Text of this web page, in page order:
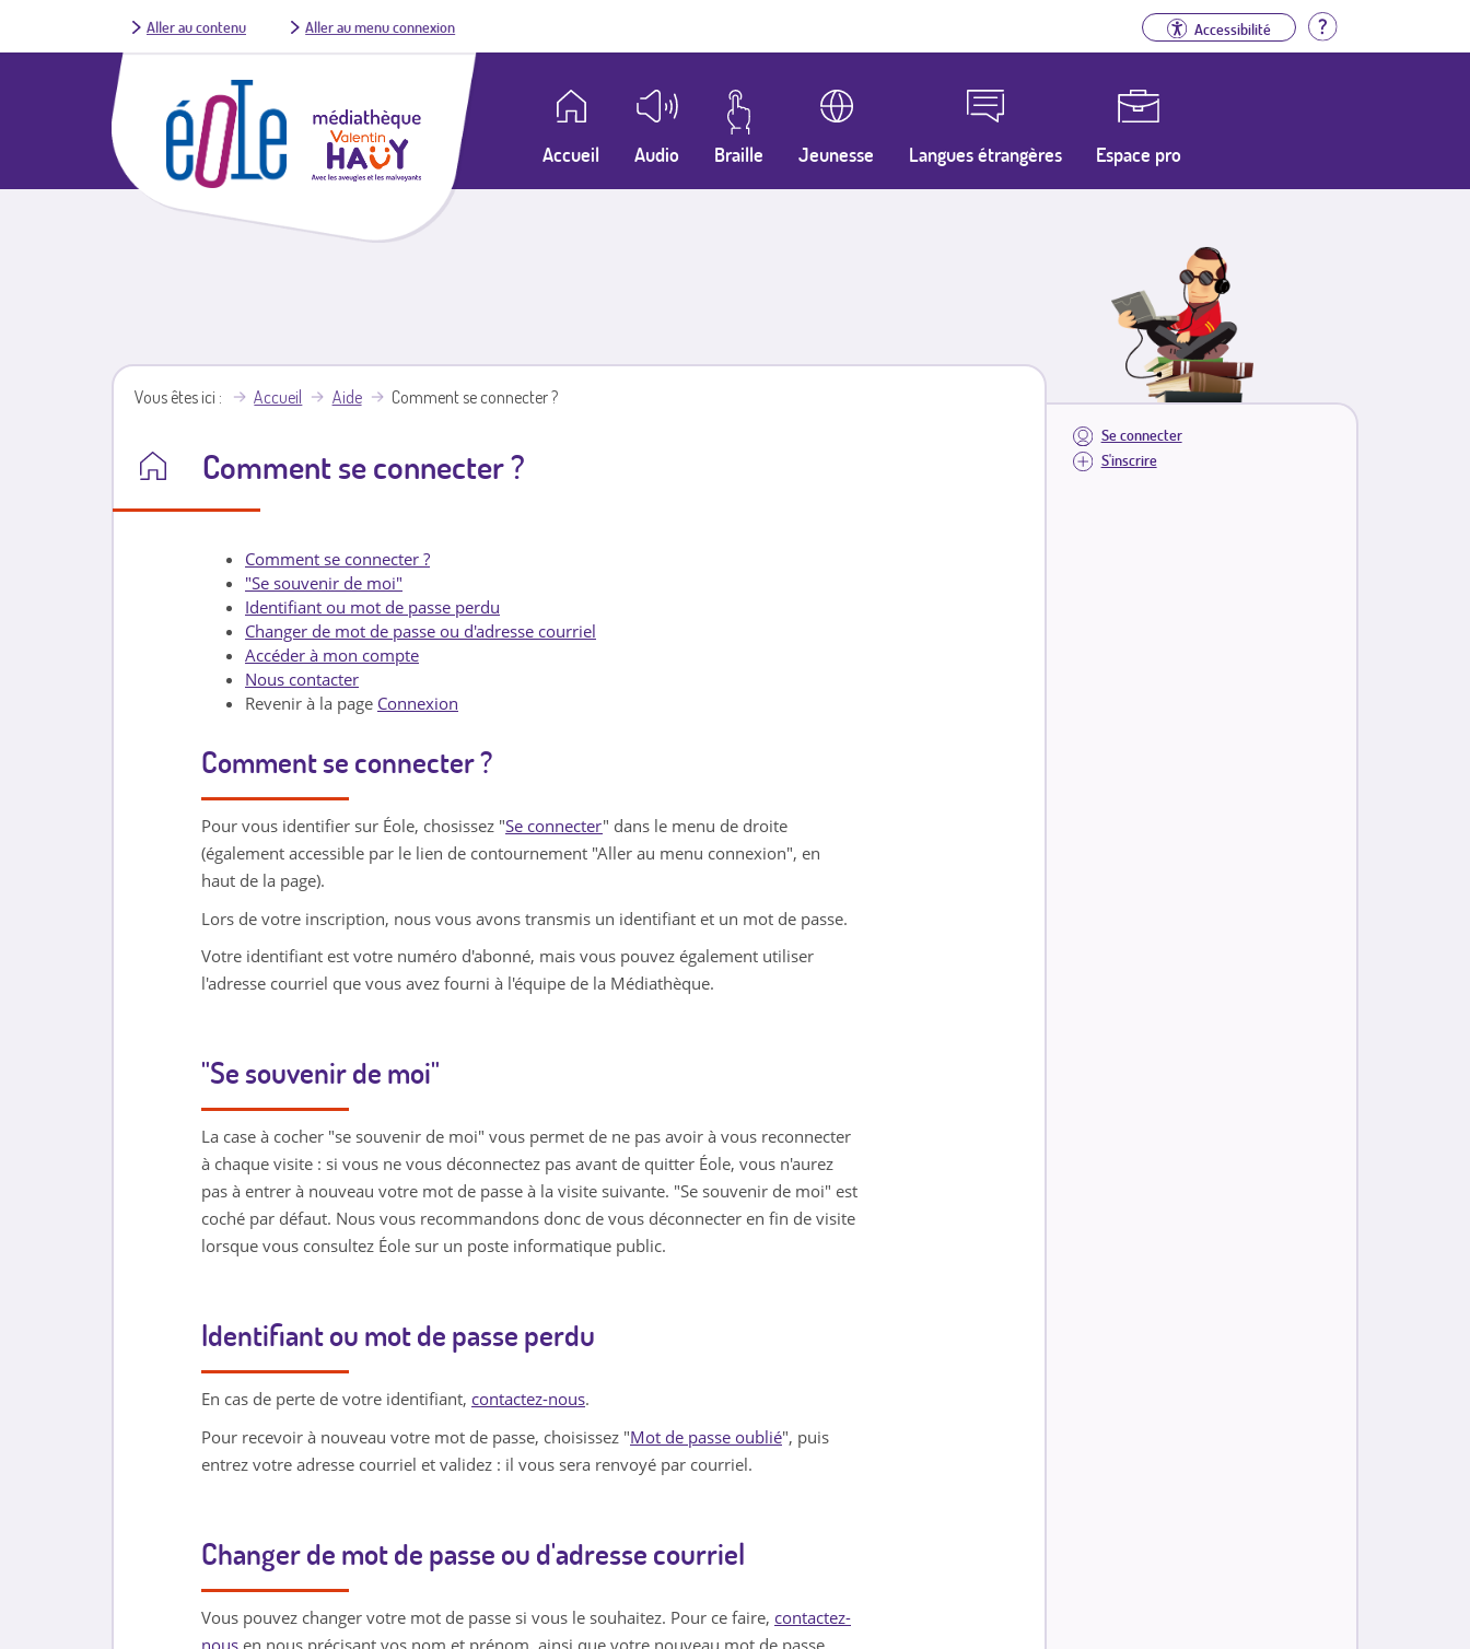
Aller au contenu Aller au menu connexion Accessibilité Aide
Accueil Audio Braille Jeunesse Langues étrangères Espace pro
Se connecter
S'inscrire
Vous êtes ici Accueil Aide Comment se connecter ?
Comment se connecter ?
Comment se connecter ?
"Se souvenir de moi"
Identifiant ou mot de passe perdu
Changer de mot de passe ou d'adresse courriel
Accéder à mon compte
Nous contacter
Revenir à la page Connexion
Comment se connecter ?
Pour vous identifier sur Éole, chosissez "Se connecter" dans le menu de droite
(également accessible par le lien de contournement "Aller au menu connexion", en
haut de la page).
Lors de votre inscription, nous vous avons transmis un identifiant et un mot de passe.
Votre identifiant est votre numéro d'abonné, mais vous pouvez également utiliser
l'adresse courriel que vous avez fourni à l'équipe de la Médiathèque.
"Se souvenir de moi"
La case à cocher "se souvenir de moi" vous permet de ne pas avoir à vous reconnecter
à chaque visite : si vous ne vous déconnectez pas avant de quitter Éole, vous n'aurez
pas à entrer à nouveau votre mot de passe à la visite suivante. "Se souvenir de moi" est
coché par défaut. Nous vous recommandons donc de vous déconnecter en fin de visite
lorsque vous consultez Éole sur un poste informatique public.
Identifiant ou mot de passe perdu
En cas de perte de votre identifiant, contactez-nous.
Pour recevoir à nouveau votre mot de passe, choisissez "Mot de passe oublié", puis
entrez votre adresse courriel et validez : il vous sera renvoyé par courriel.
Changer de mot de passe ou d'adresse courriel
Vous pouvez changer votre mot de passe si vous le souhaitez. Pour ce faire, contactez-